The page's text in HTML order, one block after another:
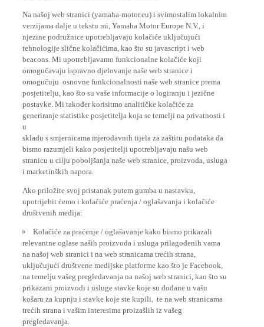
verzijama dalje u tekstu mi, Yamaha Motor Europe N.V., i
njezine podružnice upotrebljavaju kolačiće uključujući
tehnologije slične kolačićima, kao što su javascript i web
beacons. Mi upotrebljavamo funkcionalne kolačiće koji
omogučavaju ispravno djelovanje naše web stranice i
omogučuju osnovne funkcionalnosti naše web stranice prema
posjetitelju, kao što su vaše informacije o logiranju i jezične
postavke. Mi također korisitmo analitičke kolačiće za
generiranje statistike posjetitelja koja se temelji na privatnosti i
u
skladu s smjernicama mjerodavnih tijela za zaštitu podataka da
bismo razumjeli kako posjetitelji upotrebljavaju našu web
stranicu u cilju poboljšanja naše web stranice, proizvoda, usluga
i marketinških napora.
upotrijebit ćemo i kolačiće praćenja / oglašavanja i kolačiće
društvenih medija:
relevantne oglase naših proizvoda i usluga prilagođenih vama
na našoj web stranici i na web stranicama trećih strana,
uključujući društvene medijske platforme kao što je Facebook,
na temelju vašeg pregledavanja na našoj web stranici, kao što su
prikazani proizvodi i usluge stavke koje su dodane u vašu
košaru za kupnju i stavke koje ste kupili, te na web stranicama
trećih strana i vašim interesima proizašlih iz vašeg
pregledavanja.